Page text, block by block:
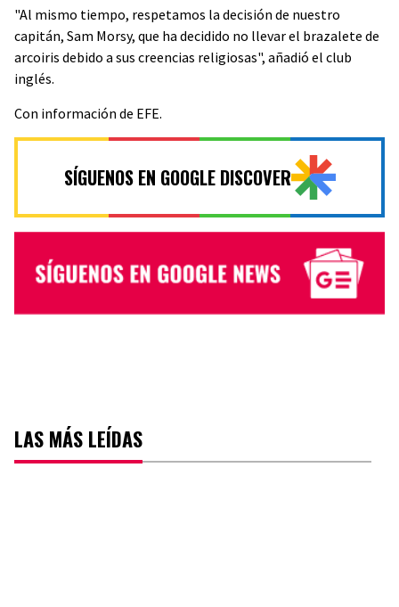
"Al mismo tiempo, respetamos la decisión de nuestro
capitán, Sam Morsy, que ha decidido no llevar el brazalete de
arcoiris debido a sus creencias religiosas", añadió el club
inglés.
Con información de EFE.
SÍGUENOS EN GOOGLE DISCOVER
LAS MÁS LEÍDAS